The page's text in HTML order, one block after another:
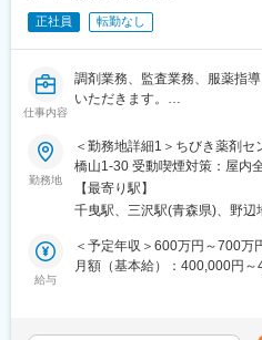
多く、２～３週間程度でキャ
ください。
■就業時間補足 ※下記「就業時
月・火・水・金は基本的に（1
（4）の場合もございます。
ます。
※週44時間特例措置対象事業場
正社員 転勤なし
仕事内容
調剤業務、監査業務、服薬指
いただきます。
■業務内容：
「かかりつけ薬局」として地
お客さまの体調・生活習慣・
のが主な業務です。また、薬
えるように、「薬剤師教育」
薬剤師による質の高いカウン
勤務地
＜勤務地詳細1＞ちびき薬剤
橋山1-30 受動喫煙対策：屋内
り薬局住所：青森県上北郡お
対策：屋内全面禁煙
【最寄り駅】
千曳駅、三沢駅(青森県)、野辺
給与
＜予定年収＞600万円～700万
月額（基本給）：400,000円